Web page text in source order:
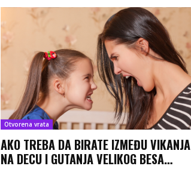
Otvorena vrata
AKO TREBA DA BIRATE IZMEĐU VIKANJA
NA DECU I GUTANJA VELIKOG BESA…